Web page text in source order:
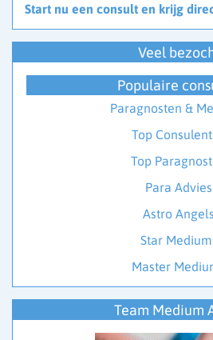
Start nu een consult en krijg
Veel
Populaire
Paragnosten &
Top
Top
Para Advies
Astro Angels
Star
Master
Team Medium